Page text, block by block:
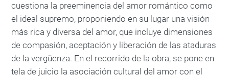
cuestiona la preeminencia del amor romántico como
el ideal supremo, proponiendo en su lugar una visión
más rica y diversa del amor, que incluye dimensiones
de compasión, aceptación y liberación de las ataduras
de la vergüenza. En el recorrido de la obra, se pone en
tela de juicio la asociación cultural del amor con el